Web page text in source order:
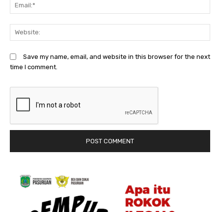
Save my name, email, and website in this browser for the next
time I comment.